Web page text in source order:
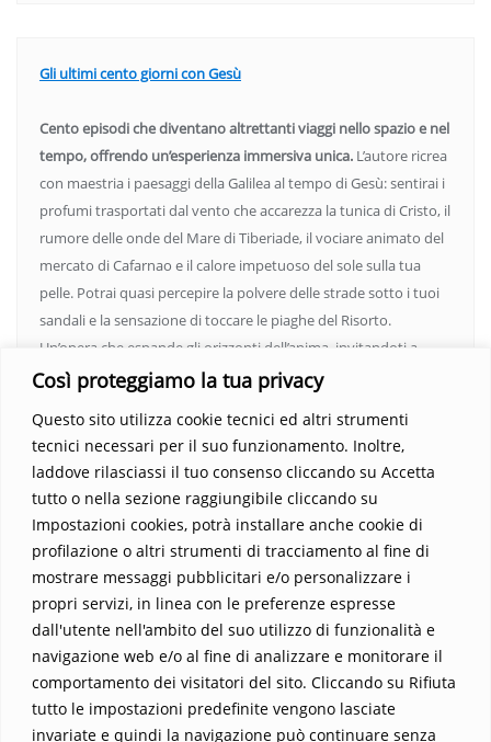
Così proteggiamo la tua privacy
Questo sito utilizza cookie tecnici ed altri strumenti
tecnici necessari per il suo funzionamento. Inoltre,
laddove rilasciassi il tuo consenso cliccando su Accetta
tutto o nella sezione raggiungibile cliccando su
Impostazioni cookies, potrà installare anche cookie di
profilazione o altri strumenti di tracciamento al fine di
mostrare messaggi pubblicitari e/o personalizzare i
propri servizi, in linea con le preferenze espresse
dall'utente nell'ambito del suo utilizzo di funzionalità e
navigazione web e/o al fine di analizzare e monitorare il
comportamento dei visitatori del sito. Cliccando su Rifiuta
tutto le impostazioni predefinite vengono lasciate
invariate e quindi la navigazione può continuare senza
Gli ultimi cento giorni con Gesù
Cento episodi che diventano altrettanti viaggi nello spazio e nel
tempo, offrendo un’esperienza immersiva unica. L’autore ricrea
con maestria i paesaggi della Galilea al tempo di Gesù: sentirai i
profumi trasportati dal vento che accarezza la tunica di Cristo, il
rumore delle onde del Mare di Tiberiade, il vociare animato del
mercato di Cafarnao e il calore impetuoso del sole sulla tua
pelle. Potrai quasi percepire la polvere delle strade sotto i tuoi
sandali e la sensazione di toccare le piaghe del Risorto.
Un’opera che espande gli orizzonti dell’anima, invitandoti a
vedere oltre i confini del conosciuto. Scopri un mondo in cui
indimenticabile.Non perdere l’occasione di immergerti in
questo viaggio straordinario. Acquista il libro e lascia che la
Parola trasformi la tua vita
Home Contatti